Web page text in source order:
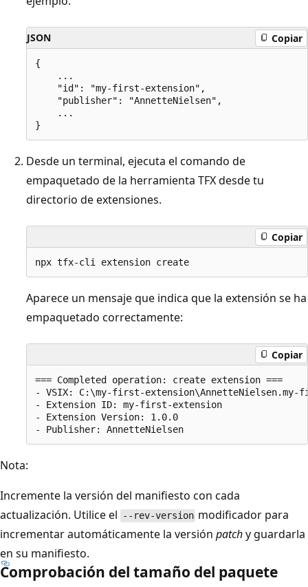
JSON Copiar
{
    ...
    "id": "my-first-extension",
    "publisher": "AnnetteNielsen",
    ...
Desde un terminal, ejecuta el comando de
empaquetado de la herramienta TFX desde tu
directorio de extensiones.
Copiar
Aparece un mensaje que indica que la extensión se ha
empaquetado correctamente:
Copiar
=== Completed operation: create extension ===
- VSIX: C:\my-first-
- Extension ID: my-first-extension
- Extension Version: 1.0.0
Nota:
Incremente la versión del manifiesto con cada
actualización. Utilice el
--rev-version modificador para
incrementar automáticamente la versión patchy guardarla
en su manifiesto.
Comprobación del tamaño del paquete